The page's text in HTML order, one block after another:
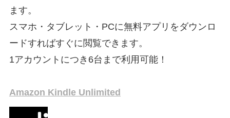
ます。
スマホ・タブレット・PCに無料アプリをダウンロ
ードすればすぐに閲覧できます。
1アカウントにつき6台まで利用可能！
Amazon Kindle Unlimited